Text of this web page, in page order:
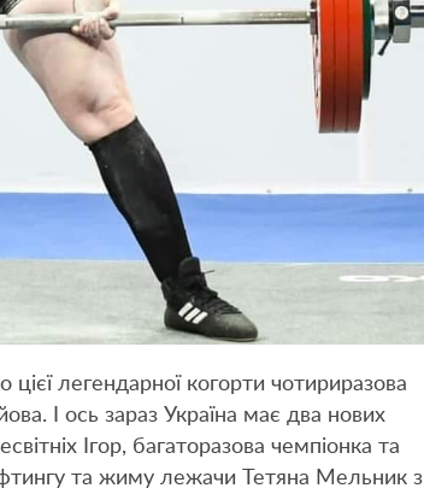
легендарної когорти чотириразова
І ось зараз Україна має два нових
Ігор, багаторазова чемпіонка та
та жиму лежачи Тетяна Мельник з